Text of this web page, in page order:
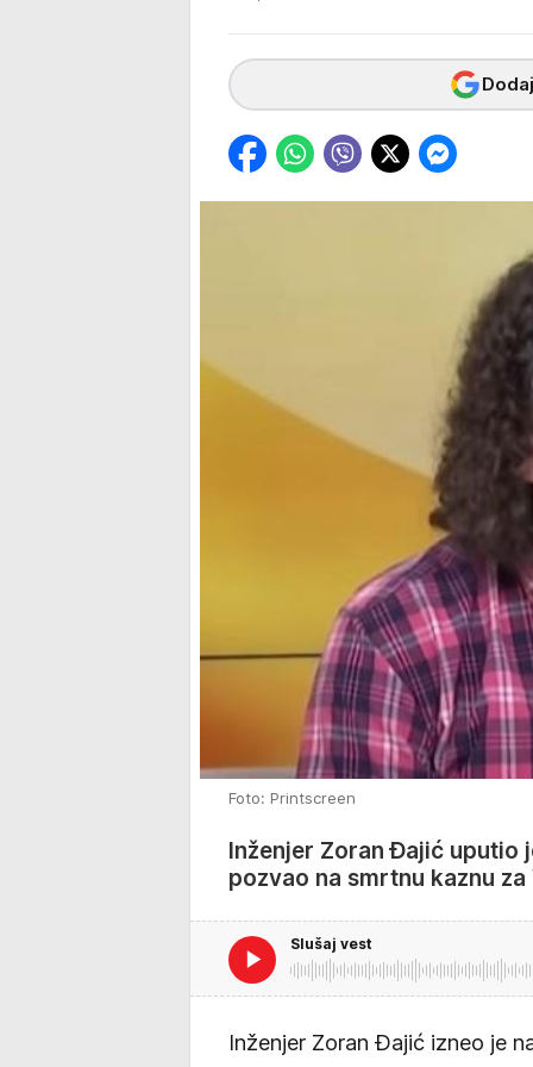
Foto: Printscreen
Inženjer Zoran Đajić uputio
pozvao na smrtnu kaznu za
Slušaj vest
Inženjer Zoran Đajić izneo je